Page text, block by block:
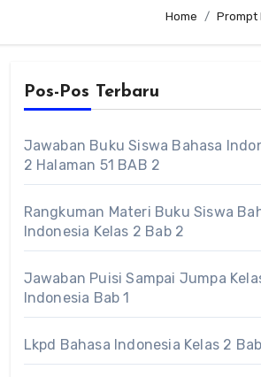
Home Prompt
Pos-Pos Terbaru
Jawaban Buku Siswa Bahasa
2 Halaman 51 BAB 2
Rangkuman Materi Buku Siswa
Indonesia Kelas 2 Bab 2
Jawaban Puisi Sampai Jumpa
Indonesia Bab 1
Lkpd Bahasa Indonesia Kelas 2